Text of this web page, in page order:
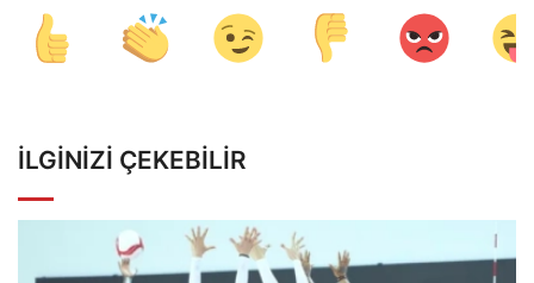
İLGINIZI ÇEKEBILIR